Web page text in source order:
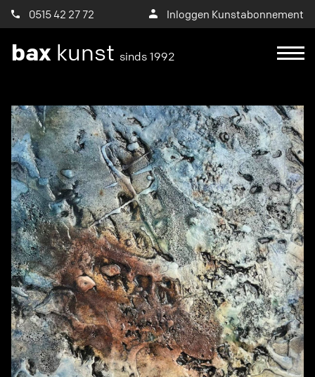
0515 42 27 72 Inloggen Kunstabonnement
bax kunst sinds 1992